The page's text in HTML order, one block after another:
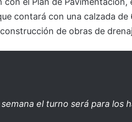
contará con una calzada
de obras de
semana el turno será para los